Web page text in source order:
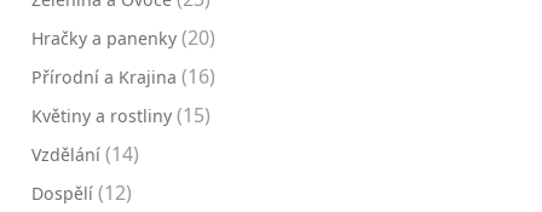
Hračky a panenky (20)
Přírodní a Krajina (16)
Květiny a rostliny (15)
Vzdělání (14)
Dospělí (12)